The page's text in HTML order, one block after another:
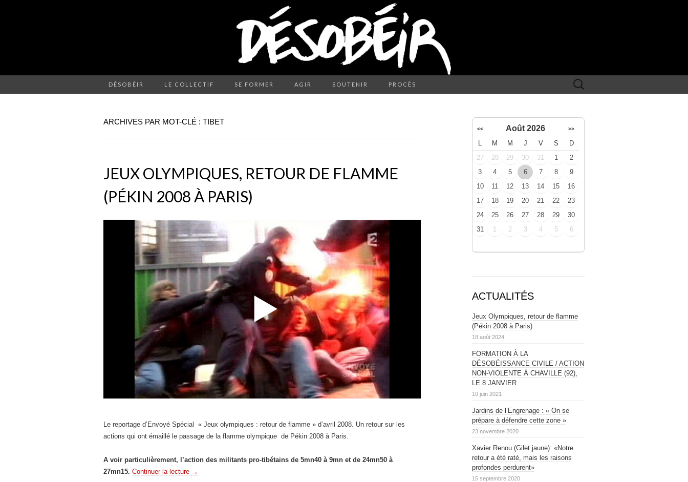
DÉSOBÉIR LE COLLECTIF SE FORMER AGIR SOUTENIR PROCÈS Rechercher :
ARCHIVES PAR MOT-CLÉ : TIBET
JEUX OLYMPIQUES, RETOUR DE FLAMME
(PÉKIN 2008 À PARIS)
Le reportage d’Envoyé Spécial « Jeux olympiques : retour de flamme » d’avril 2008. Un retour sur les
actions qui ont émaillé le passage de la flamme olympique de Pékin 2008 à Paris.
A voir particulièrement, l’action des militants pro-tibétains de 5mn40 à 9mn et de 24mn50 à
27mn15. Continuer la lecture →
<< Août 2026 >>
L M M J V S
D
27
28 29 30 31 1
2
3
4 5 6 7 8
9
10
11 12 13 14 15
16
17
18 19 20 21 22
23
24
25 26 27 28 29
30
31
1 2 3 4 5 6
ACTUALITÉS
Jeux Olympiques, retour de flamme
(Pékin 2008 à Paris)
18 août 2024
FORMATION À LA
DÉSOBÉISSANCE CIVILE / ACTION
NON-VIOLENTE À CHAVILLE (92),
LE 8 JANVIER
10 juin 2021
Jardins de l’Engrenage : « On se
prépare à défendre cette zone »
23 novembre 2020
Xavier Renou (Gilet jaune): «Notre
retour a été raté, mais les raisons
profondes perdurent»
15 septembre 2020